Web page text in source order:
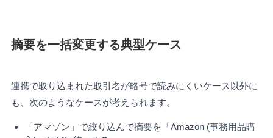
摘要を一括変更する典型ケース
連携で取り込まれた取引名が略号で読みにくいケース以外に
も、次のようなケースが考えられます。
「アマゾン」で絞り込んで摘要を「Amazon (事務用品購